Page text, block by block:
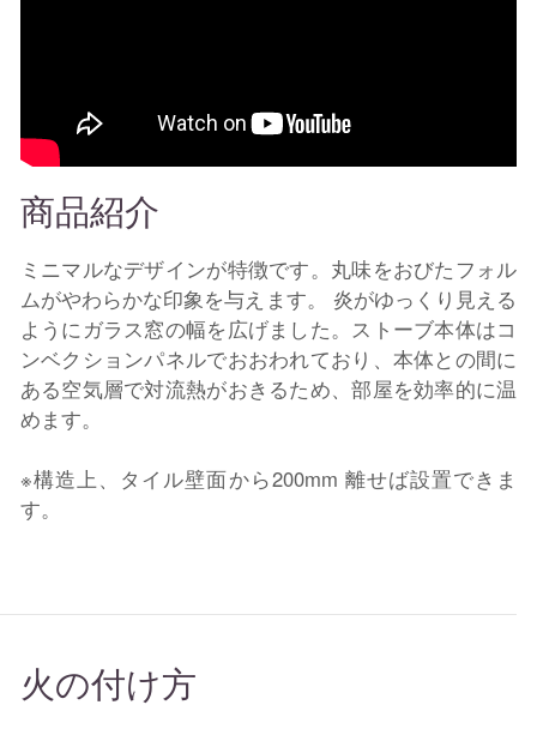
商品紹介
ミニマルなデザインが特徴です。丸味をおびたフォル
ムがやわらかな印象を与えます。 炎がゆっくり見える
ようにガラス窓の幅を広げました。ストーブ本体はコ
ンベクションパネルでおおわれており、本体との間に
ある空気層で対流熱がおきるため、部屋を効率的に温
めます。
※構造上、タイル壁面から200mm 離せば設置できま
す。
火の付け方